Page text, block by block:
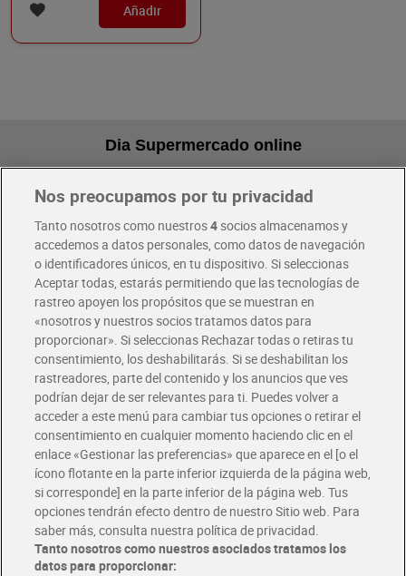
Añadir
Dia Supermercado online
Pide hoy, recibe hoy
Envío gratis por compras superiores a 100€
Envío estandar por 4,99€
Glovo y Uber Eats
Solicita tu factura de Glovo o Uber Eats
Únete al CLUB Dia
Disfruta las ventajas y ofertas exclusivas.
Descárgate la APP Dia
Folletos y Tiendas
Descubre las mejores ofertas y busca tu tienda más cercana
Tarjeta MaX Dia
Te devuelve hasta 8€/mes de tus compras.
Nos preocupamos por tu privacidad
Tanto nosotros como nuestros4socios almacenamos y
accedemos a datos personales, como datos de navegación
o identificadores únicos, en tu dispositivo. Si seleccionas
Aceptar todas, estarás permitiendo que las tecnologías de
rastreo apoyen los propósitos que se muestran en
«nosotros y nuestros socios tratamos datos para
proporcionar». Si seleccionas Rechazar todas o retiras tu
consentimiento, los deshabilitarás. Si se deshabilitan los
rastreadores, parte del contenido y los anuncios que ves
podrían dejar de ser relevantes para ti. Puedes volver a
acceder a este menú para cambiar tus opciones o retirar el
consentimiento en cualquier momento haciendo clic en el
enlace «Gestionar las preferencias» que aparece en el [o el
ícono flotante en la parte inferior izquierda de la página web,
si corresponde] en la parte inferior de la página web. Tus
opciones tendrán efecto dentro de nuestro Sitio web. Para
saber más, consulta nuestra política de privacidad.
Tanto nosotros como nuestros asociados tratamos los
datos para proporcionar: